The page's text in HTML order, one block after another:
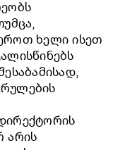
ხელი ისეთ
არის